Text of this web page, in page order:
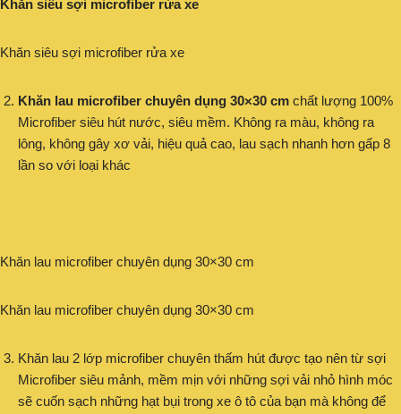
Khăn siêu sợi microfiber rửa xe
Khăn siêu sợi microfiber rửa xe
Khăn lau microfiber chuyên dụng 30×30 cm chất lượng 100%
Microfiber siêu hút nước, siêu mềm. Không ra màu, không ra
lông, không gây xơ vải, hiệu quả cao, lau sạch nhanh hơn gấp 8
lần so với loại khác
Khăn lau microfiber chuyên dụng 30×30 cm
Khăn lau microfiber chuyên dụng 30×30 cm
Khăn lau 2 lớp microfiber chuyên thấm hút được tạo nên từ sợi
Microfiber siêu mảnh, mềm mịn với những sợi vải nhỏ hình móc
sẽ cuốn sạch những hạt bụi trong xe ô tô của bạn mà không để